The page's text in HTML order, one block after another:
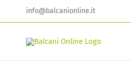
to
info@balcanionline.it